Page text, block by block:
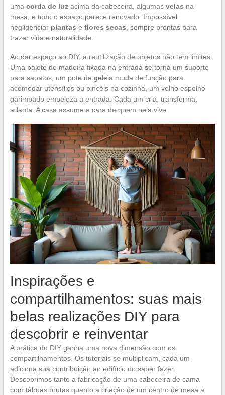
uma corda de luzacima da cabeceira, algumas velas na
mesa, e todo o espaço parece renovado. Impossível
negligenciar plantas e flores secas , sempre prontas para
trazer vida e naturalidade.
Ao dar espaço ao DIY, a reutilização de objetos não tem limites.
Uma palete de madeira fixada na entrada se torna um suporte
para sapatos, um pote de geleia muda de função para
acomodar utensílios ou pincéis na cozinha, um velho espelho
garimpado embeleza a entrada. Cada um cria, transforma,
adapta. A casa assume a cara de quem nela vive.
Inspirações e
compartilhamentos: suas mais
belas realizações DIY para
descobrir e reinventar
A prática do DIY ganha uma nova dimensão com os
compartilhamentos. Os tutoriais se multiplicam, cada um
adiciona sua contribuição ao edifício do saber fazer.
Descobrimos tanto a fabricação de uma cabeceira de cama
com tábuas brutas quanto a criação de um centro de mesa a